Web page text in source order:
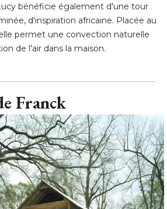
bénéficie également d'une tour
d'inspiration africaine. Placée au
permet une convection naturelle
de l'air dans la maison.
Franck